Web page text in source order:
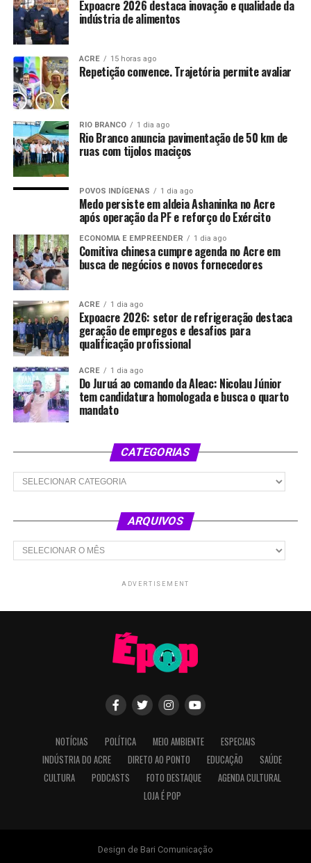
Expoacre 2026 destaca inovação e qualidade da
indústria de alimentos
ACRE 15 horas ago
Repetição convence. Trajetória permite avaliar
RIO BRANCO 1 dia ago
Rio Branco anuncia pavimentação de 50 km de
ruas com tijolos maciços
POVOS INDÍGENAS 1 dia ago
Medo persiste em aldeia Ashaninka no Acre
após operação da PF e reforço do Exército
ECONOMIA E EMPREENDER 1 dia ago
Comitiva chinesa cumpre agenda no Acre em
busca de negócios e novos fornecedores
ACRE 1 dia ago
Expoacre 2026: setor de refrigeração destaca
geração de empregos e desafios para
qualificação profissional
ACRE 1 dia ago
Do Juruá ao comando da Aleac: Nicolau Júnior
tem candidatura homologada e busca o quarto
mandato
CATEGORIAS
Categorias
ARQUIVOS
Arquivos
ADVERTISEMENT
NOTÍCIAS POLÍTICA MEIO AMBIENTE
ESPECIAIS
INDÚSTRIA DO ACRE
DIRETO AO PONTO EDUCAÇÃO
SAÚDE
CULTURA
PODCASTS FOTO DESTAQUE
AGENDA CULTURAL
LOJA É POP
Design de Bari Comunicação